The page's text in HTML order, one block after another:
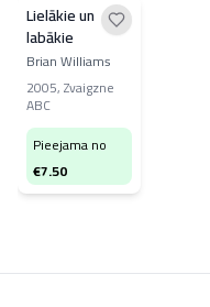
Lielākie un
labākie
Brian Williams
2005,Zvaigzne
ABC
Pieejama no
€7.50